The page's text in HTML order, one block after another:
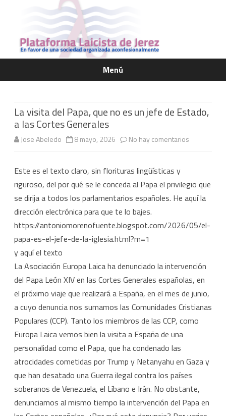
Menú
Saltar
La visita del Papa, que no es un jefe de Estado,
a las Cortes Generales
Jose Abeledo 8 mayo, 2026 No hay comentarios
del
que
es
un
jefe
Cortes
Generales
Este es el texto claro, sin florituras lingüísticas y
riguroso, del por qué se le conceda al Papa el privilegio que
se dirija a todos los parlamentarios españoles. He aquí la
dirección electrónica para que te lo bajes.
https://antoniomorenofuente.blogspot.com/2026/05/el-
papa-es-el-jefe-de-la-iglesia.html?m=1
y aquí el texto
La Asociación Europa Laica ha denunciado la intervención
del Papa León XIV en las Cortes Generales españolas, en
el próximo viaje que realizará a España, en el mes de junio,
a cuyo denuncia nos sumamos las Comunidades Cristianas
Populares (CCP). Tanto los miembros de las CCP, como
Europa Laica vemos bien la visita a España de una
personalidad como el Papa, que ha condenado las
atrocidades cometidas por Trump y Netanyahu en Gaza y
que han desatado una Guerra ilegal contra los países
soberanos de Venezuela, el Líbano e Irán. No obstante,
denunciamos al mismo tiempo la intervención del Papa en